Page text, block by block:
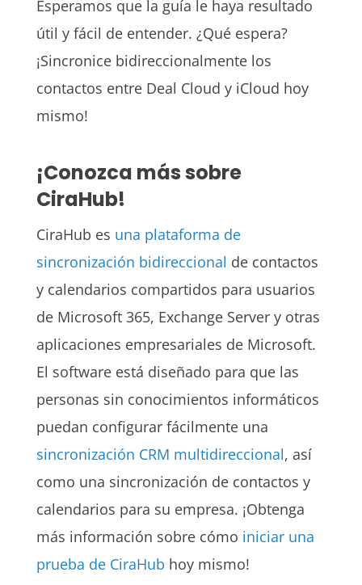
Esperamos que la guía le haya resultado
útil y fácil de entender. ¿Qué espera?
¡Sincronice bidireccionalmente los
contactos entre Deal Cloud y iCloud hoy
mismo!
¡Conozca más sobre
CiraHub!
CiraHub es una plataforma de
sincronización bidireccional de contactos
y calendarios compartidos para usuarios
de Microsoft 365, Exchange Server y otras
aplicaciones empresariales de Microsoft.
El software está diseñado para que las
personas sin conocimientos informáticos
puedan configurar fácilmente una
sincronización CRM multidireccional, así
como una sincronización de contactos y
calendarios para su empresa. ¡Obtenga
más información sobre cómo iniciar una
prueba de CiraHub hoy mismo!